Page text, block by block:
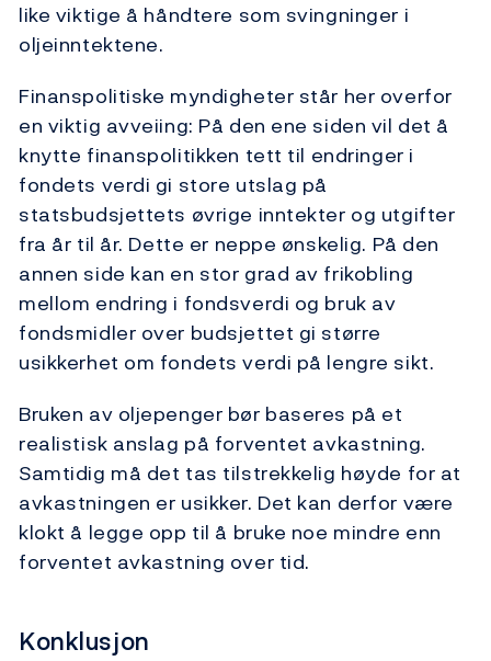
like viktige å håndtere som svingninger i
oljeinntektene.
Finanspolitiske myndigheter står her overfor
en viktig avveiing: På den ene siden vil det å
knytte finanspolitikken tett til endringer i
fondets verdi gi store utslag på
statsbudsjettets øvrige inntekter og utgifter
fra år til år. Dette er neppe ønskelig. På den
annen side kan en stor grad av frikobling
mellom endring i fondsverdi og bruk av
fondsmidler over budsjettet gi større
usikkerhet om fondets verdi på lengre sikt.
Bruken av oljepenger bør baseres på et
realistisk anslag på forventet avkastning.
Samtidig må det tas tilstrekkelig høyde for at
avkastningen er usikker. Det kan derfor være
klokt å legge opp til å bruke noe mindre enn
forventet avkastning over tid.
Konklusjon